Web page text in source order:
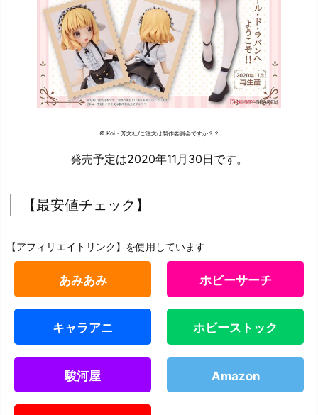
© Koi・芳文社/ご注文は製作委員会ですか？？
発売予定は2020年11月30日です。
【最安値チェック】
【アフィリエイトリンク】を使用しています
あみあみ ホビーサーチ
キャラアニ ホビーストック
駿河屋 Amazon